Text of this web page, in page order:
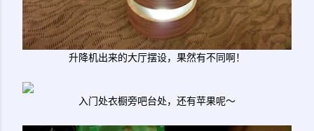
升降机出来的大厅摆设，果然有不同啊！
入门处衣橱旁吧台处，还有苹果呢～